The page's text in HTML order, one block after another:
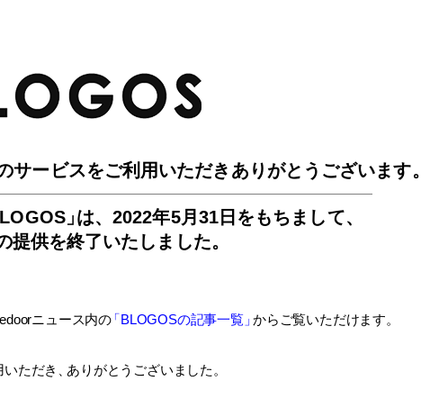
サービスをご利用いただきありがとうございます。
」は、2022年5月31日をもちまして、
提供を終了いたしました。
ニュース内の「BLOGOSの記事一覧」 からご覧いただけます。
ただき ありがとうございました。